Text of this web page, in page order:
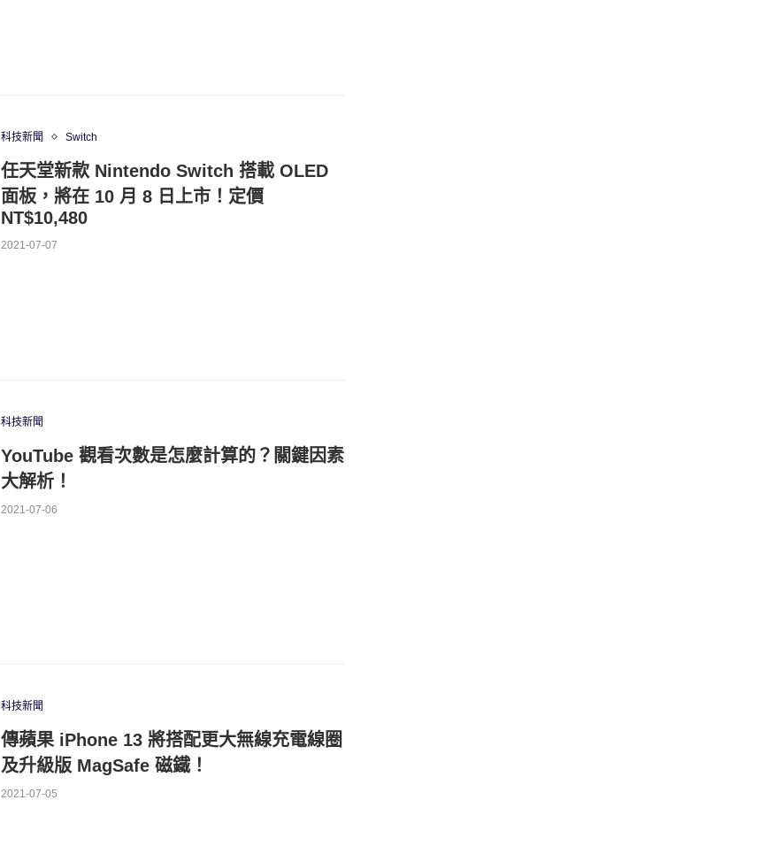
科技新聞 Switch
任天堂新款 Nintendo Switch 搭載 OLED
面板，將在 10 月 8 日上市！定價
NT$10,480
2021-07-07
科技新聞
YouTube 觀看次數是怎麼計算的？關鍵因素
大解析！
2021-07-06
科技新聞
傳蘋果 iPhone 13 將搭配更大無線充電線圈
及升級版 MagSafe 磁鐵！
2021-07-05